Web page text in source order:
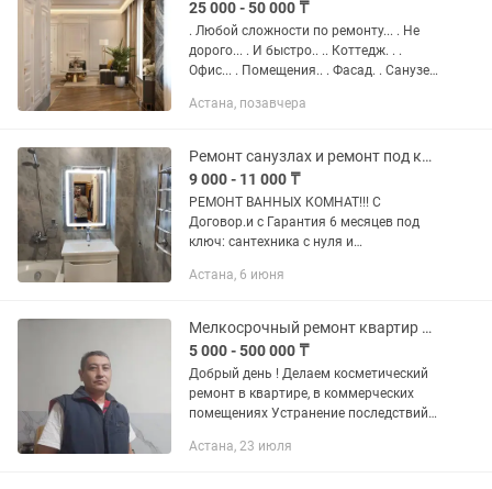
25 000 - 50 000 ₸
. Любой сложности по ремонту... . Не
дорого... . И быстро.. .. Коттедж. . .
Офис... . Помещения.. . Фасад. . Санузел
.Электроника. .Сантехника....
Астана, позавчера
Ремонт санузлах и ремонт под ключ кавртир!!!
9 000 - 11 000 ₸
РЕМОНТ ВАННЫХ КОМНАТ!!! С
Договор.и с Гарантия 6 месяцев под
ключ: сантехника с нуля и
фартук -Запил 45° градусов -Изготовка
Астана, 6 июня
Мелкосрочный ремонт квартир помещений
5 000 - 500 000 ₸
Добрый день ! Делаем косметический
ремонт в квартире, в коммерческих
помещениях Устранение последствий
Демонтаж монтаж плинтусов, гантелей
Астана, 23 июля